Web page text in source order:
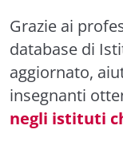
Grazie ai
database di
aggiornato,
insegnanti
negli istituti